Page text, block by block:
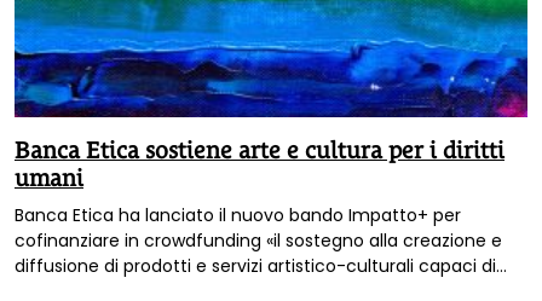
Banca Etica sostiene arte e cultura per i diritti
umani
Banca Etica ha lanciato il nuovo bando Impatto+ per
cofinanziare in crowdfunding «il sostegno alla creazione e
diffusione di prodotti e servizi artistico-culturali capaci di